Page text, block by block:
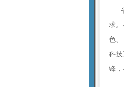
省
求。
色、
科技
锋，